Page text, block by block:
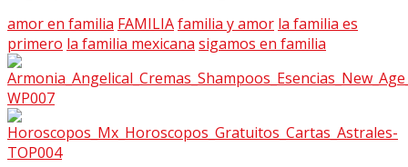
amor en familia FAMILIAfamilia y amor la familia es
primero la familia mexicana sigamos en familia